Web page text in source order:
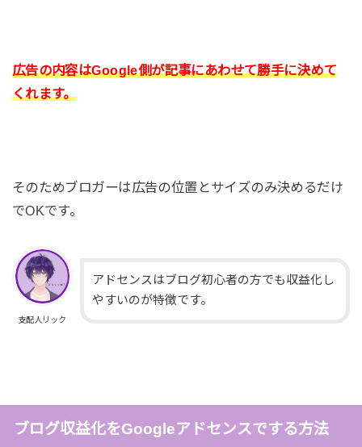
広告の内容はGoogle側が記事にあわせて勝手に決めて
くれます。
そのためブロガーは広告の位置とサイズのみ決めるだけ
でOKです。
支配人リック
アドセンスはブログ初心者の方でも収益化し
やすいのが特徴です。
ブログ収益化をGoogleアドセンスでする方法